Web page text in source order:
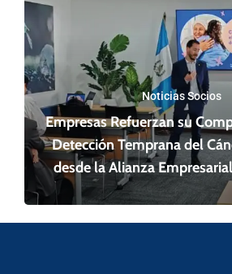
Noticias Socios
Empresas Refuerzan su
Detección Temprana del
desde la Alianza